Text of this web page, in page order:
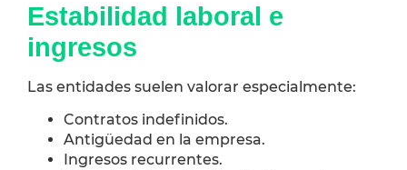
Estabilidad laboral e
ingresos
Las entidades suelen valorar especialmente:
Contratos indefinidos.
Antigüedad en la empresa.
Ingresos recurrentes.